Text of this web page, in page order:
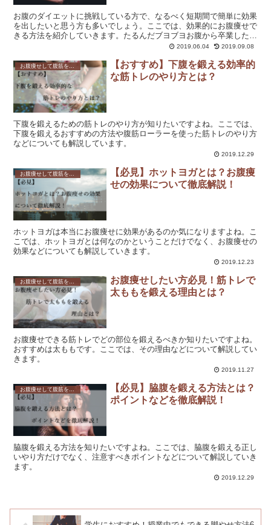
お腹のダイエットに挑戦している方で、なるべく短期間で簡単に効果
を出したいと思う方も多いでしょう。ここでは、効果的にお腹痩せで
きる方法を紹介していきます。たるんだブヨブヨお腹から卒業した
い！お腹にコンプレックスを感じている方は是非試してみてくださ
2019.06.04 2019.09.08
【おすすめ】下腹を鍛える効率的
な筋トレのやり方とは？
下腹を鍛えるための筋トレのやり方が知りたいですよね。ここでは、
下腹を鍛えるおすすめの方法や腹筋ローラーを使った筋トレのやり方
などについても解説しています。
2019.12.29
【必見】ホットヨガとは？お腹痩
せの効果について徹底解説！
ホットヨガは本当にお腹痩せに効果があるのか気になりますよね。こ
こでは、ホットヨガとは何なのかということだけでなく、お腹痩せの
効果などについても解説していきます。
2019.12.23
お腹痩せしたい方必見！筋トレで
太ももを鍛える理由とは？
お腹痩せできる筋トレでどの部位を鍛えるべきか知りたいですよね。
おすすめは太ももです。ここでは、その理由などについて解説してい
きます。
2019.11.27
【必見】脇腹を鍛える方法とは？
ポイントなどを徹底解説！
脇腹を鍛える方法を知りたいですよね。ここでは、脇腹を鍛える正し
いやり方だけでなく、注意すべきポイントなどについて解説していき
ます。
2019.12.29